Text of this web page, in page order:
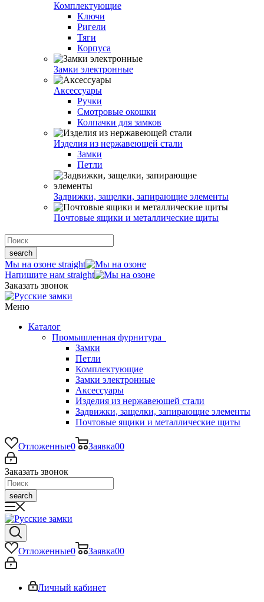
Комплектующие
Ключи
Ригели
Тяги
Корпуса
Замки электронные
Аксессуары
Ручки
Смотровые окошки
Колпачки для замков
Изделия из нержавеющей стали
Замки
Петли
Задвижки, защелки, запирающие элементы
Почтовые ящики и металлические щиты
search
Мы на озоне straight
Напишите нам straight
Заказать звонок
Меню
Каталог
Промышленная фурнитура
Замки
Петли
Комплектующие
Замки электронные
Аксессуары
Изделия из нержавеющей стали
Задвижки, защелки, запирающие элементы
Почтовые ящики и металлические щиты
Отложенные0 Заявка00
Заказать звонок
search
Отложенные0 Заявка00
Личный кабинет